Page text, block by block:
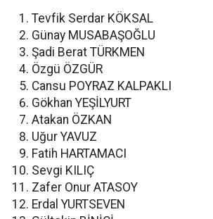
Tevfik Serdar KÖKSAL
Günay MUSABAŞOĞLU
Şadi Berat TÜRKMEN
Özgü ÖZGÜR
Cansu POYRAZ KALPAKLI
Gökhan YEŞİLYURT
Atakan ÖZKAN
Uğur YAVUZ
Fatih HARTAMACI
Sevgi KILIÇ
Zafer Onur ATASOY
Erdal YURTSEVEN